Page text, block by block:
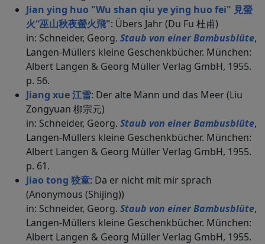
Jian ying huo "Wu shan qiu ye ying huo fei" 見螢
火“巫山秋夜螢火飛": Übers Jahr (Du Fu 杜甫)
in: Schneider, Georg. Staub von einer Bambusblüte,
Langen-Müllers kleine Geschenkbücher. München:
Albert Langen & Georg Müller Verlag GmbH, 1955.
p. 56.
Jiang xue 江雪: Der alte Mann und das Meer (Liu
Zongyuan 柳宗元)
in: Schneider, Georg. Staub von einer Bambusblüte,
Langen-Müllers kleine Geschenkbücher. München:
Albert Langen & Georg Müller Verlag GmbH, 1955.
p. 61.
Jiao tong 狡童: Da er nicht mit mir sprach
(Anonymous (Shijing))
in: Schneider, Georg. Staub von einer Bambusblüte,
Langen-Müllers kleine Geschenkbücher. München:
Albert Langen & Georg Müller Verlag GmbH, 1955.